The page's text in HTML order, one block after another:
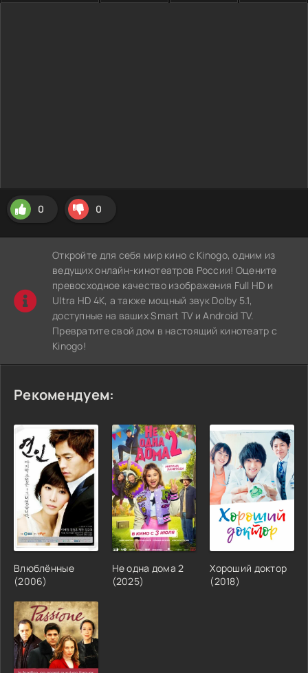
0 0
Откройте для себя мир кино с Kinogo, одним из
ведущих онлайн-кинотеатров России! Оцените
превосходное качество изображения Full HD и
Ultra HD 4K, а также мощный звук Dolby 5.1,
доступные на ваших Smart TV и Android TV.
Превратите свой дом в настоящий кинотеатр с
Kinogo!
Рекомендуем:
Влюблённые
(2006)
Не одна дома 2
(2025)
Хороший доктор
(2018)